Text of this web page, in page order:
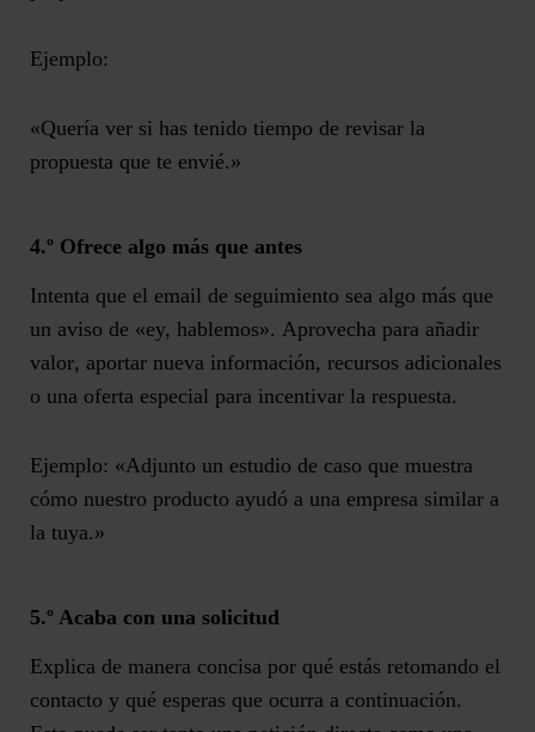
Ejemplo:
«Quería ver si has tenido tiempo de revisar la
propuesta que te envié.»
4.º Ofrece algo más que antes
Intenta que el email de seguimiento sea algo más que
un aviso de «ey, hablemos». Aprovecha para añadir
valor, aportar nueva información, recursos adicionales
o una oferta especial para incentivar la respuesta.
Ejemplo: «Adjunto un estudio de caso que muestra
cómo nuestro producto ayudó a una empresa similar a
la tuya.»
5.º Acaba con una solicitud
Explica de manera concisa por qué estás retomando el
contacto y qué esperas que ocurra a continuación.